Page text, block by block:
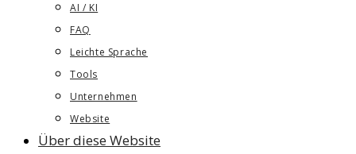
AI / KI
FAQ
Leichte Sprache
Tools
Unternehmen
Website
Über diese Website